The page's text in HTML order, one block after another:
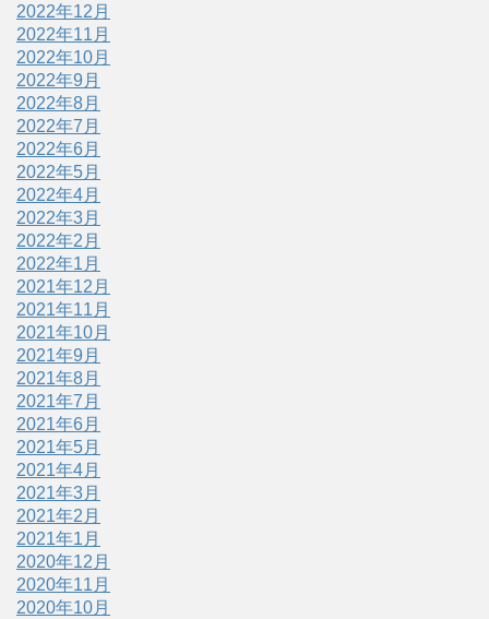
2022年12月
2022年11月
2022年10月
2022年9月
2022年8月
2022年7月
2022年6月
2022年5月
2022年4月
2022年3月
2022年2月
2022年1月
2021年12月
2021年11月
2021年10月
2021年9月
2021年8月
2021年7月
2021年6月
2021年5月
2021年4月
2021年3月
2021年2月
2021年1月
2020年12月
2020年11月
2020年10月